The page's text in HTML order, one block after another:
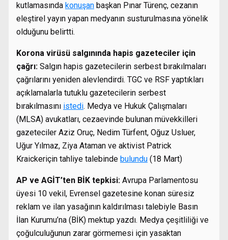
kutlamasında konuşan başkan Pınar Türenç, cezanın
eleştirel yayın yapan medyanın susturulmasına yönelik
olduğunu belirtti.
Korona virüsü salgınında hapis gazeteciler için
çağrı: Salgın hapis gazetecilerin serbest bırakılmaları
çağrılarını yeniden alevlendirdi. TGC ve RSF yaptıkları
açıklamalarla tutuklu gazetecilerin serbest
bırakılmasını istedi. Medya ve Hukuk Çalışmaları
(MLSA) avukatları, cezaevinde bulunan müvekkilleri
gazeteciler Aziz Oruç, Nedim Türfent, Oğuz Usluer,
Uğur Yılmaz, Ziya Ataman ve aktivist Patrick
Kraickeriçin tahliye talebinde bulundu (18 Mart)
AP ve AGİT’ten BİK tepkisi: Avrupa Parlamentosu
üyesi 10 vekil, Evrensel gazetesine konan süresiz
reklam ve ilan yasağının kaldırılması talebiyle Basın
İlan Kurumu’na (BİK) mektup yazdı. Medya çeşitliliği ve
çoğulculuğunun zarar görmemesi için yasaktan